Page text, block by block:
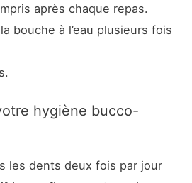
après chaque repas.
bouche à l’eau plusieurs fois
hygiène bucco-
les dents deux fois par jour